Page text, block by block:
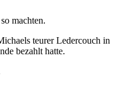
machten.
teurer Ledercouch in
bezahlt hatte.